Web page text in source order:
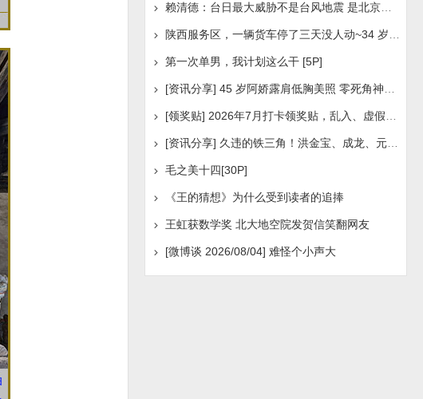
赖清德：台日最大威胁不是台风地震 是北京侵扰胁迫
第一次单男，我计划这么干 [5P]
[资讯分享] 久违的铁三角！洪金宝、成龙、元彪最新合照
毛之美十四[30P]
《王的猜想》为什么受到读者的追捧
王虹获数学奖 北大地空院发贺信笑翻网友
[微博谈 2026/08/04] 难怪个小声大